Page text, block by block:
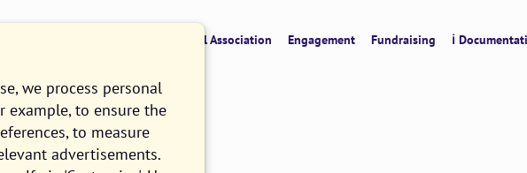
we process personal
example, to ensure the
to measure
advertisements.
Digital Association Engagement Fundraising ℹ